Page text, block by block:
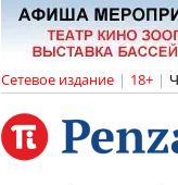
Сетевое издание | 18+ |